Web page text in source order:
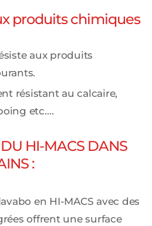
produits chimiques
aux produits
résistant au calcaire,
etc….
HI-MACS DANS
:
en HI-MACS avec des
offrent une surface